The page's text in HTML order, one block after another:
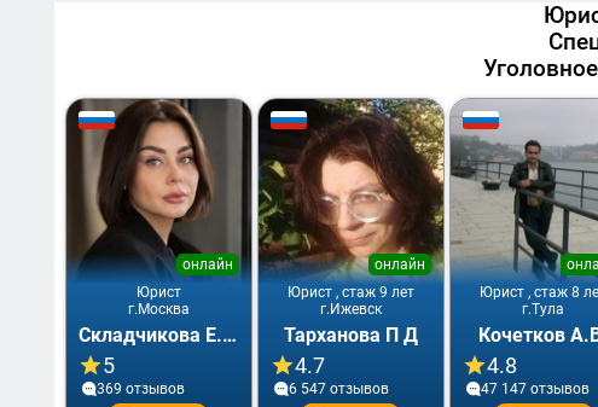
Юрист
онлайн
г.Москва
Складчикова Е.Ю.
5
369 отзывов
Юрист , стаж 9 лет
онлайн
г.Ижевск
Тарханова П Д
4.7
6 547 отзывов
Юрист , стаж 8
г.Тула
Кочетков
4.8
47 147 отзывов